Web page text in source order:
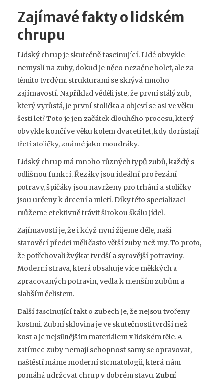
Zajímavé fakty o lidském
chrupu
Lidský chrup je skutečně fascinující. Lidé obvykle
nemyslí na zuby, dokud je něco nezačne bolet, ale za
těmito tvrdými strukturami se skrývá mnoho
zajímavostí. Například věděli jste, že první stálý zub,
který vyrůstá, je první stolička a objeví se asi ve věku
šesti let? Toto je jen začátek dlouhého procesu, který
obvykle končí ve věku kolem dvaceti let, kdy dorůstají
třetí stoličky, známé jako moudráky.
Lidský chrup má mnoho různých typů zubů, každý s
odlišnou funkcí. Řezáky jsou ideální pro řezání
potravy, špičáky jsou navrženy pro trhání a stoličky
jsou určeny k drcení a mletí. Díky této specializaci
můžeme efektivně trávit širokou škálu jídel.
Zajímavostí je, že i když nyní žijeme déle, naši
starověcí předci měli často větší zuby než my. To proto,
že potřebovali žvýkat tvrdší a syrovější potraviny.
Moderní strava, která obsahuje více měkkých a
zpracovaných potravin, vedla k menším zubům a
slabším čelistem.
Další fascinující fakt o zubech je, že nejsou tvořeny
kostmi. Zubní sklovina je ve skutečnosti tvrdší než
kost a je nejsilnějším materiálem v lidském těle. A
zatímco zuby nemají schopnost samy se opravovat,
naštěstí máme moderní stomatologii, která nám
pomáhá udržovat chrup v dobrém stavu.Zubní